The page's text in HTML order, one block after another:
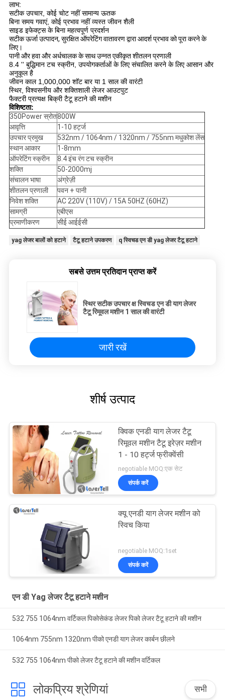
लाभ:
सटीक उपचार, कोई चोट नहीं सामान्य ऊतक
बिना समय गवाएं, कोई प्रभाव नहीं व्यस्त जीवन शैली
साइड इफेक्ट्स के बिना महत्वपूर्ण प्रदर्शन
सटीक ऊर्जा उत्पादन, सुरक्षित ऑपरेटिंग वातावरण द्वारा आदर्श प्रभाव को पूरा करने के
लिए।
पानी और हवा और अर्धचालक के साथ उन्नत एकीकृत शीतलन प्रणाली
8.4 '' बुद्धिमान टच स्क्रीन, उपयोगकर्ताओं के लिए संचालित करने के लिए आसान और
अनुकूल है
जीवन काल 1,000,000 शॉट बार या 1 साल की वारंटी
स्थिर, विश्वसनीय और शक्तिशाली लेजर आउटपुट
फैक्टरी प्रत्यक्ष बिक्री टैटू हटाने की मशीन
विशिष्टता:
350Power स्रोत800W
आवृत्ति
1-10 हर्ट्ज
उपचार प्रमुख
532nm / 1064nm / 1320nm / 755nm मधुकोश लेंस
स्थान आकार
1-8mm
ऑपरेटिंग स्क्रीन
8.4 इंच रंग टच स्क्रीन
शक्ति
50-2000mj
संचालन भाषा
अंग्रेज़ी
शीतलन प्रणाली
पवन + पानी
निवेश शक्ति
AC 220V (110V) / 15A 50HZ (60HZ)
सामग्री
एबीएस
प्रमाणीकरण
सीई आईईसी
yag लेजर बालों को हटाने टैटू हटाने उपकरण q स्विचड एन डी yag लेजर टैटू हटाने
सबसे उत्तम प्रतिदान प्राप्त करें
स्थिर सटीक उपचार क्ष स्विचड एन डी याग लेजर
टैटू रिमूवल मशीन 1 साल की वारंटी
जारी रखें
शीर्ष उत्पाद
क्विक एनडी याग लेजर टैटू
रिमूवल मशीन टैटू इरेज़र मशीन
1 - 10 हर्ट्ज फ्रीक्वेंसी
negotiable MOQ:एक सेट
संपर्क करें
क्यू एनडी याग लेजर मशीन को
स्विच किया
negotiable MOQ:1set
संपर्क करें
एन डी Yag लेजर टैटू हटाने मशीन
532 755 1064nm वर्टिकल पिकोसेकंड लेजर पिको लेजर टैटू हटाने की मशीन
1064nm 755nm 1320nm पीको एनडी याग लेजर कार्बन छीलने
532 755 1064nm पीको लेजर टैटू हटाने की मशीन वर्टिकल
लोकप्रिय श्रेणियां सभी